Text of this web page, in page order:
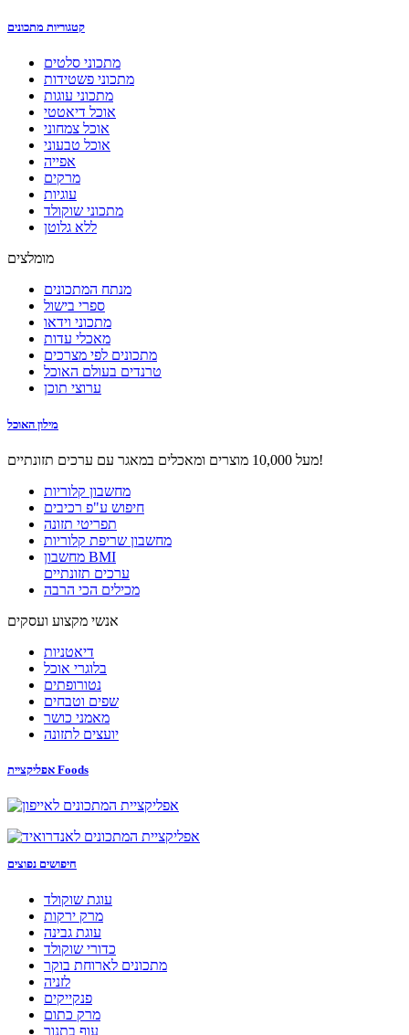
קטגוריות מתכונים
מתכוני סלטים
מתכוני פשטידות
מתכוני עוגות
אוכל דיאטטי
אוכל צמחוני
אוכל טבעוני
אפייה
מרקים
עוגיות
מתכוני שוקולד
ללא גלוטן
מומלצים
מנתח המתכונים
ספרי בישול
מתכוני וידאו
מאכלי עדות
מתכונים לפי מצרכים
טרנדים בעולם האוכל
ערוצי תוכן
מילון האוכל
מעל 10,000 מוצרים ומאכלים במאגר עם ערכים תזונתיים!
מחשבון קלוריות
חיפוש ע"פ רכיבים
תפריטי תזונה
מחשבון שריפת קלוריות
מחשבון BMI
ערכים תזונתיים
מכילים הכי הרבה
אנשי מקצוע ועסקים
דיאטניות
בלוגרי אוכל
נטורופתים
שפים וטבחים
מאמני כושר
יועצים לתזונה
אפליקציית Foods
חיפושים נפוצים
עוגת שוקולד
מרק ירקות
עוגת גבינה
כדורי שוקולד
מתכונים לארוחת בוקר
לזניה
פנקייקים
מרק כתום
עוף בתנור